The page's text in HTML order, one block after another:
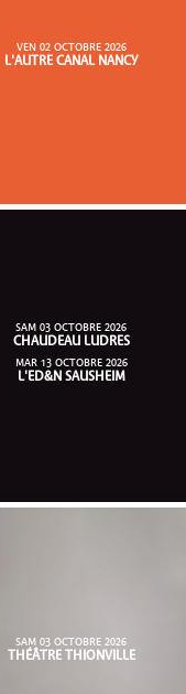
VEN 02 OCTOBRE 2026
L'AUTRE CANAL NANCY
SAM 03 OCTOBRE 2026
CHAUDEAU LUDRES
MAR 13 OCTOBRE 2026
L'ED&N SAUSHEIM
SAM 03 OCTOBRE 2026
THÉÂTRE THIONVILLE